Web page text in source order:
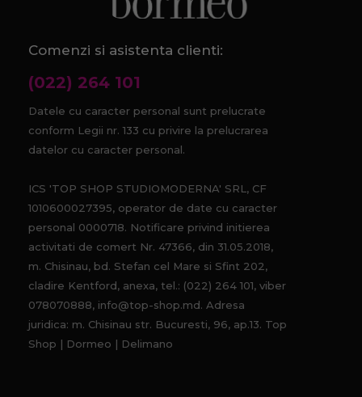
Comenzi si asistenta clienti:
(022) 264 101
Datele cu caracter personal sunt prelucrate
conform Legii nr. 133 cu privire la prelucrarea
datelor cu caracter personal.
ICS 'TOP SHOP STUDIOMODERNA' SRL, CF
1010600027395, operator de date cu caracter
personal 0000718. Notificare privind initierea
activitati de comert Nr. 47366, din 31.05.2018,
m. Chisinau, bd. Stefan cel Mare si Sfint 202,
cladire Kentford, anexa, tel.: (022) 264 101, viber
078070888, info@top-shop.md. Adresa
juridica: m. Chisinau str. Bucuresti, 96, ap.13. Top
Shop | Dormeo | Delimano